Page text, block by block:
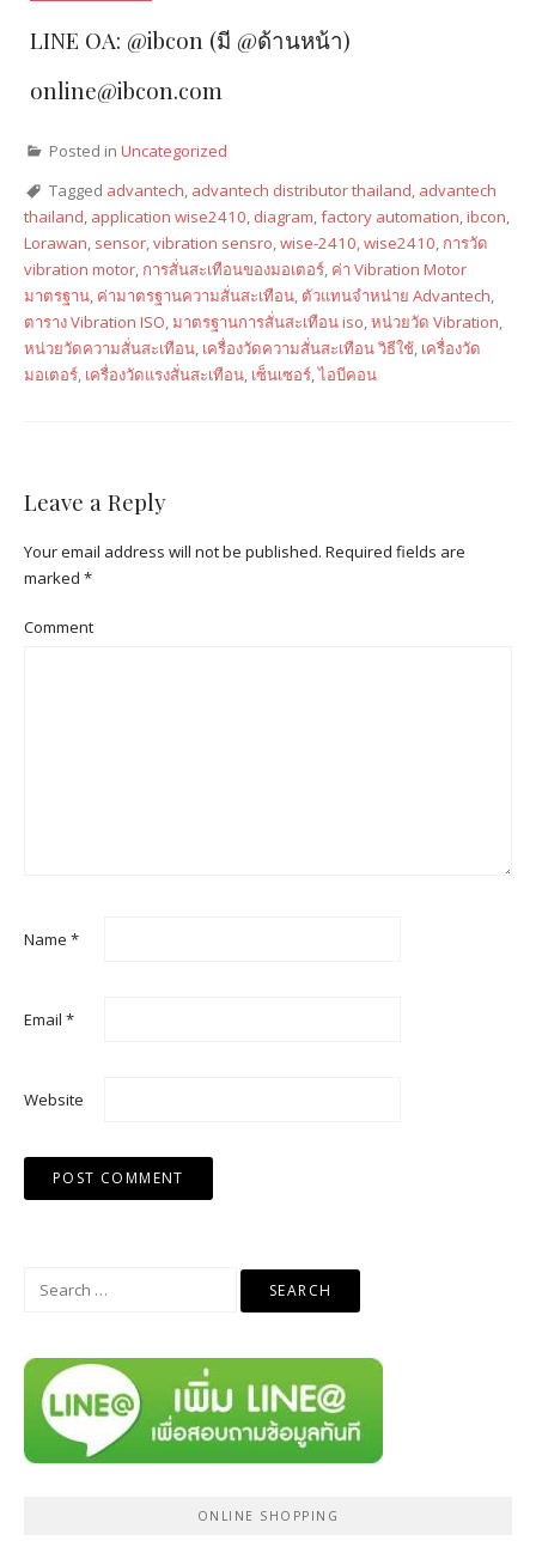
LINE OA: @ibcon (มี @ด้านหน้า)
online@ibcon.com
Posted in Uncategorized
Tagged advantech, advantech distributor thailand, advantech
thailand, application wise2410, diagram,factory automation,ibcon,
Lorawan, sensor,vibration sensro,wise-2410,wise2410, การวัด
vibration motor, การสั่นสะเทือนของมอเตอร์, ค่า Vibration Motor
มาตรฐาน, ค่ามาตรฐานความสั่นสะเทือน, ตัวแทนจำหน่าย Advantech,
ตาราง Vibration ISO,มาตรฐานการสั่นสะเทือน iso,หน่วยวัด Vibration,
หน่วยวัดความสั่นสะเทือน, เครื่องวัดความสั่นสะเทือน วิธีใช้, เครื่องวัด
มอเตอร์, เครื่องวัดแรงสั่นสะเทือน, เซ็นเซอร์,ไอบีคอน
Leave a Reply
Your email address will not be published. Required fields are
marked *
Comment
Name *
Email *
Website
Search
ONLINE SHOPPING